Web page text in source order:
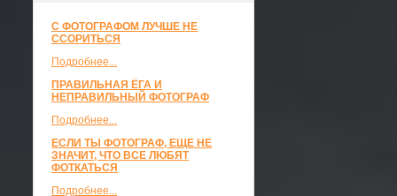
С ФОТОГРАФОМ ЛУЧШЕ НЕ
ССОРИТЬСЯ
Подробнее...
ПРАВИЛЬНАЯ ЁГА И
НЕПРАВИЛЬНЫЙ ФОТОГРАФ
Подробнее...
ЕСЛИ ТЫ ФОТОГРАФ, ЕЩЕ НЕ
ЗНАЧИТ, ЧТО ВСЕ ЛЮБЯТ
ФОТКАТЬСЯ
Подробнее...